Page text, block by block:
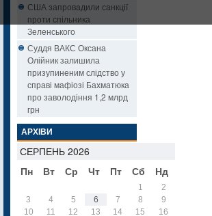
США запровадили санкції
проти спільника
Зеленського
Суддя ВАКС Оксана
Олійник залишила
призупиненим слідство у
справі мафіозі Бахматюка
про заволодіння 1,2 млрд
грн
АРХІВИ
СЕРПЕНЬ 2026
Пн
Вт Ср Чт Пт Сб Нд
1
2
3
4 5 6 7 8
9
10
11 12 13 14 15
16